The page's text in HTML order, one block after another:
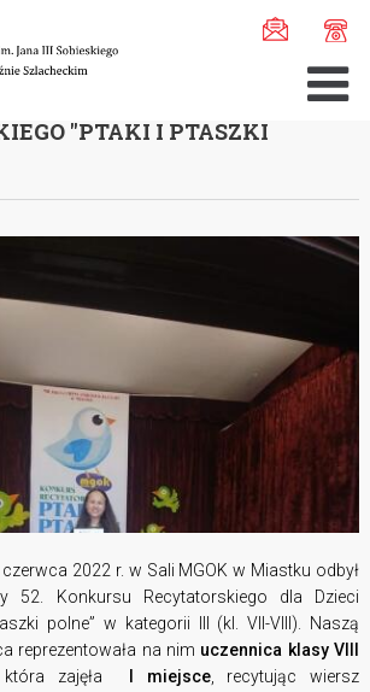
Finał Regionalny Kon ...
KONKURSU
''PTAKI I PTASZKI
2022 r. w Sali MGOK w Miastku odbył
52. Konkursu Recytatorskiego dla Dzieci
polne” w kategorii III (kl. VII-VIII). Naszą
reprezentowała na nim uczennica klasy VIII
zajęła I miejsce, recytując wiersz